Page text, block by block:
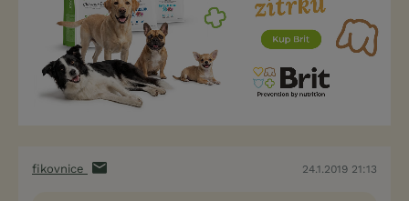
fikovnice 24.1.2019 21:13